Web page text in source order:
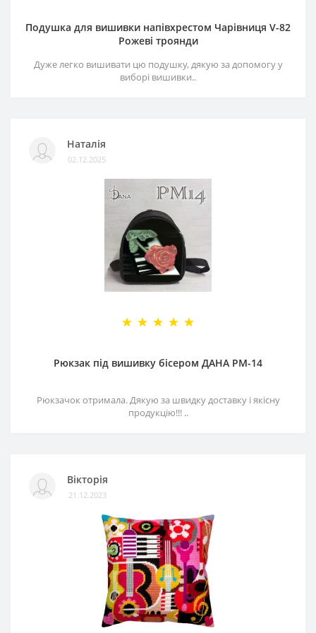
Подушка для вишивки напівхрестом Чарівниця V-82
Рожеві троянди
Дуже легко вишивати цю подушку, дякую за допомогу у
виборі вишивки..
Наталія
02.12.2025
Рюкзак під вишивку бісером ДАНА РМ-14
Рюкзачок отримала. Дякую за швидку доставку і якісну
продукцію!!! ..
Вікторія
21.12.2023